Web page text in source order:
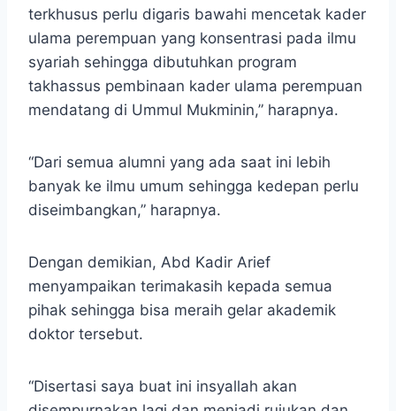
terkhusus perlu digaris bawahi mencetak kader
ulama perempuan yang konsentrasi pada ilmu
syariah sehingga dibutuhkan program
takhassus pembinaan kader ulama perempuan
mendatang di Ummul Mukminin,” harapnya.
“Dari semua alumni yang ada saat ini lebih
banyak ke ilmu umum sehingga kedepan perlu
diseimbangkan,” harapnya.
Dengan demikian, Abd Kadir Arief
menyampaikan terimakasih kepada semua
pihak sehingga bisa meraih gelar akademik
doktor tersebut.
“Disertasi saya buat ini insyallah akan